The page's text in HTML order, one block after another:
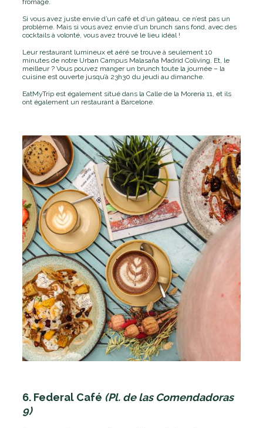
Si vous avez juste envie d’un café et d’un gâteau, ce n’est pas un
problème. Mais si vous avez envie d’un brunch sans fond, avec des
cocktails à volonté, vous avez trouvé le lieu idéal !
Leur restaurant lumineux et aéré se trouve à seulement 10
minutes de notre Urban Campus Malasaña Madrid Coliving. Et, le
meilleur ? Vous pouvez manger un brunch toute la journée – la
cuisine est ouverte jusqu’à 23h30 du jeudi au dimanche.
EatMyTrip est également situé dans la Calle de la Morería 11, et ils
ont également un restaurant à Barcelone.
6. Federal Café (Pl. de las Comendadoras
9)